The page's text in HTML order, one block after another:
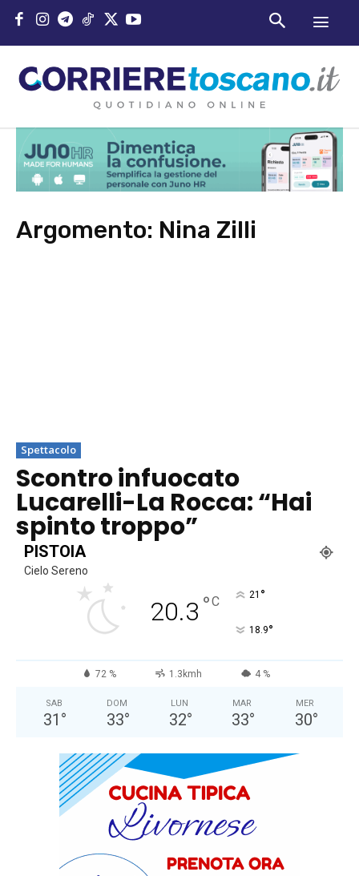
Argomento: Nina Zilli
Spettacolo
Scontro infuocato
Lucarelli-La Rocca: “Hai
spinto troppo”
PISTOIA
Cielo Sereno
20.3 °C 21 °
18.9°
72 % 1.3kmh 4 %
SAB
31 °
DOM
33°
LUN
32°
MAR
33°
MER
30°